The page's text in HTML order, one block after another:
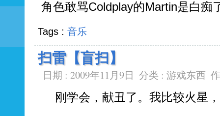
角色敢骂Coldplay的Martin是白痴
Tags : 音乐
扫雷【盲扫】
日期 : 2009年11月9日 分类 : 游戏东西
刚学会，献丑了。我比较火星